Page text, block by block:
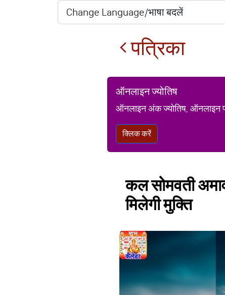
पत्रिका
ऑनलाइन ज्योतिष
ऑनलाइन अंक ज्योतिष, ऑनलाइन
क्लिक करें
कल सोमवती
मिलेगी मुक्ति